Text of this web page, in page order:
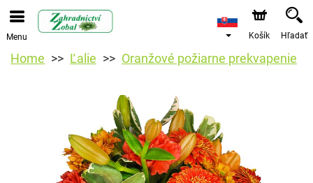
Menu Košík Hľadať
Home Ľalie Oranžové požiarne prekvapenie